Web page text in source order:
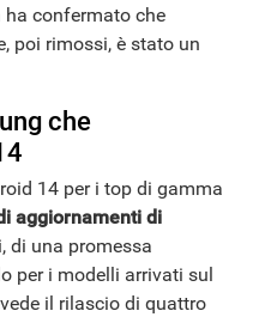
ha confermato che
poi rimossi, è stato un
che
14 per i top di gamma
aggiornamenti di
di una promessa
per i modelli arrivati sul
il rilascio di quattro